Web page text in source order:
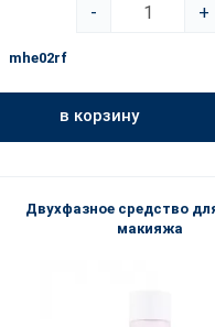
-
+
mhe02rf
в корзину
Двухфазное средство
макияжа